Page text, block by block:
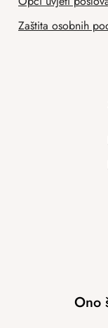
Zaštita osobnih
Ono